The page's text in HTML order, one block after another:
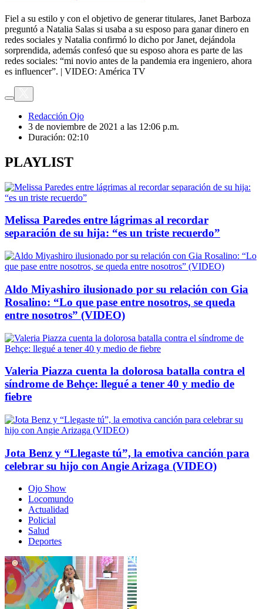
Fiel a su estilo y con el objetivo de generar titulares, Janet Barboza
preguntó a Natalia Salas si usaba a su esposo para ganar dinero en
redes sociales y Natalia confirmó lo dicho por Janet, dejándola
sorprendida, además confesó que su esposo ahora es parte de las
redes sociales: “mi novio antes de la pandemia era ingeniero, ahora
es influencer”. | VIDEO: América TV
Redacción Ojo
3 de noviembre de 2021 a las 12:06 p.m.
Duración: 02:10
PLAYLIST
Melissa Paredes entre lágrimas al recordar
separación de su hija: “es un triste recuerdo”
Aldo Miyashiro ilusionado por su relación con Gia
Rosalino: “Lo que pase entre nosotros, se queda
entre nosotros” (VIDEO)
Valeria Piazza cuenta la dolorosa batalla contra el
síndrome de Behçe: llegué a tener 40 y medio de
fiebre
Jota Benz y “Llegaste tú”, la emotiva canción para
celebrar su hijo con Angie Arizaga (VIDEO)
Ojo Show
Locomundo
Actualidad
Policial
Salud
Deportes